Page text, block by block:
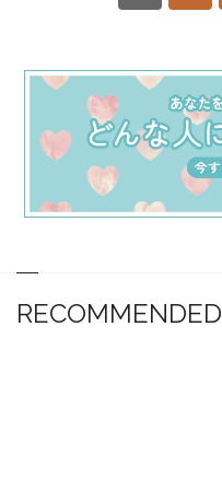
RECOMMENDED